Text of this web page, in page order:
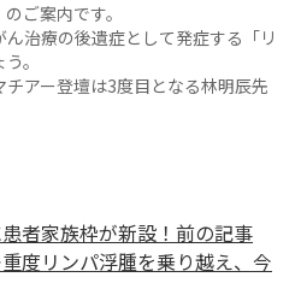
ご案内です。
治療の後遺症として発症する「リ
。
アー登壇は3度目となる林明辰先
者家族枠が新設！ 前の記事
度リンパ浮腫を乗り越え、今